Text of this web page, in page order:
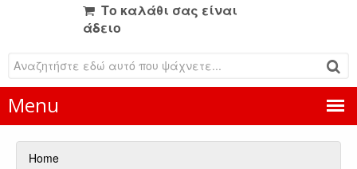
Το καλάθι σας είναι
άδειο
Menu
Home